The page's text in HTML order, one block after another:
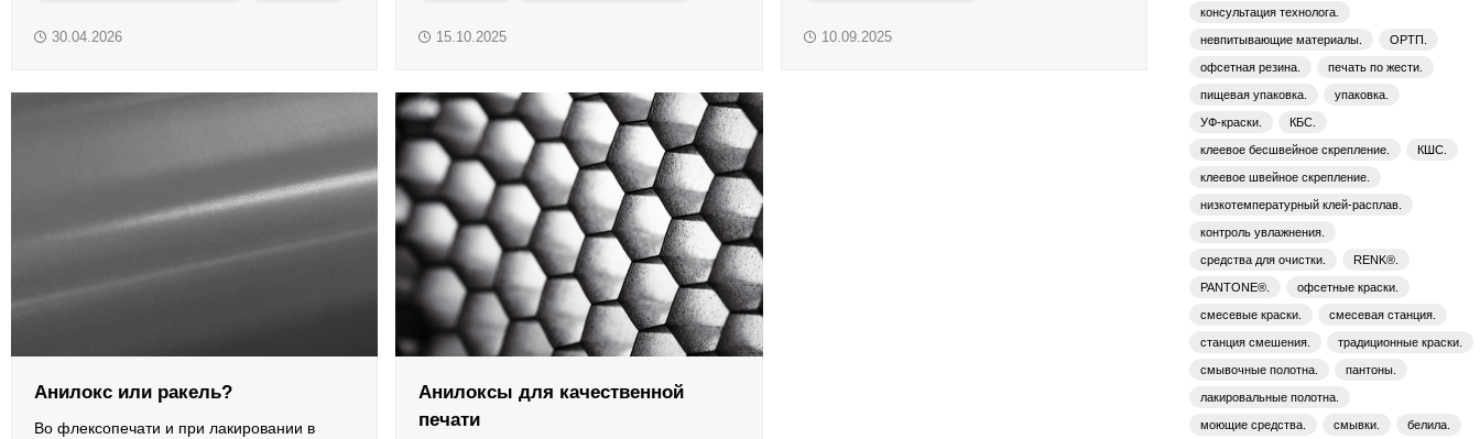
Вспомогательные материалы
Противоотмарывающие материалы
Клеи для упаковки
Приборы и средства контроля
Упаковочные материалы
30.04.2026 15.10.2025 10.09.2025
Анилокс или ракель?
Во флексопечати и при лакировании в
Анилоксы для качественной
печати
консультация технолога.
невпитывающие материалы. ОРТП.
офсетная резина. печать по жести.
пищевая упаковка. упаковка.
УФ-краски. КБС.
клеевое бесшвейное скрепление. КШС.
клеевое швейное скрепление.
низкотемпературный клей-расплав.
контроль увлажнения.
средства для очистки. RENK®.
PANTONE®. офсетные краски.
смесевые краски. смесевая станция.
станция смешения. традиционные краски.
смывочные полотна. пантоны.
лакировальные полотна.
моющие средства. смывки. белила.